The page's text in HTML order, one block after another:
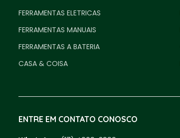
FERRAMENTAS ELETRICAS
FERRAMENTAS MANUAIS
FERRAMENTAS A BATERIA
CASA & COISA
ENTRE EM CONTATO CONOSCO